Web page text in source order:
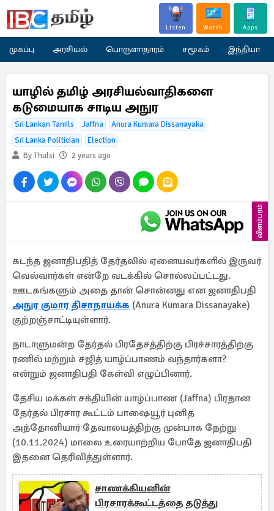
Listen Watch Apps
முகப்பு அரசியல் பொருளாதாரம் சமூகம் இந்தியா
யாழில் தமிழ் அரசியல்வாதிகளை
கடுமையாக சாடிய அநுர
Sri Lankan Tamils Jaffna
Anura Kumara Dissanayaka
Sri Lanka Politician
Election
By Thulsi
2 years ago
விளம்பரம்
கடந்த ஜனாதிபதித் தேர்தலில் ஏனையவர்களில் இருவர்
வெல்வார்கள் என்றே வடக்கில் சொல்லப்பட்டது.
ஊடகங்களும் அதை தான் சொன்னது என ஜனாதிபதி
அநுர குமார திசாநாயக்க (Anura Kumara Dissanayake)
குற்றஞ்சாட்டியுள்ளார்.
நாடாளுமன்ற தேர்தல் பிரதேசத்திற்கு பிரச்சாரத்திற்கு
ரணில் மற்றும் சஜித் யாழ்ப்பாணம் வந்தார்களா?
என்றும் ஜனாதிபதி கேள்வி எழுப்பினார்.
தேசிய மக்கள் சக்தியின் யாழ்ப்பாண (Jaffna) பிரதான
தேர்தல் பிரசார கூட்டம் பாஷையூர் புனித
அந்தோனியார் தேவாலயத்திற்கு முன்பாக நேற்று
(10.11.2024) மாலை உரையாற்றிய போதே ஜனாதிபதி
இதனை தெரிவித்துள்ளார்.
சாணக்கியனின்
பிரசாரக்கூட்டத்தை தடுத்து